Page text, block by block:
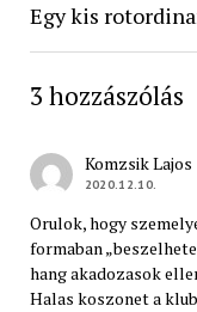
Egy kis
3 hozzászólás
Komzsik Lajos
2020.12.10.
Orulok, hogy
formaban
hang akadozasok
Halas koszonet a